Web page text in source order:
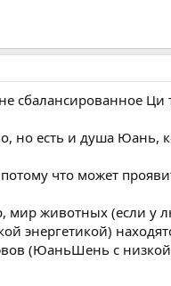
сбалансированное
но есть и душа Юань,
что может
мир животных (если
энергетикой)
(ЮаньШень с